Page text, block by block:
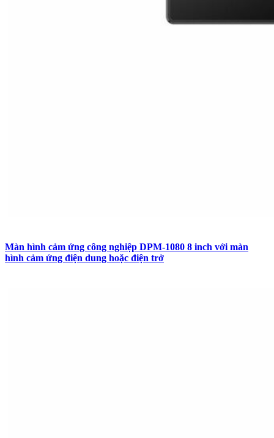
Màn hình cảm ứng công nghiệp DPM-1080 8 inch với màn
hình cảm ứng điện dung hoặc điện trở